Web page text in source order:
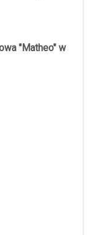
"Matheo" w